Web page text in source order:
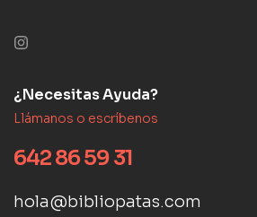
¿Necesitas Ayuda?
Llámanos o escríbenos
642 86 59 31
hola@bibliopatas.com